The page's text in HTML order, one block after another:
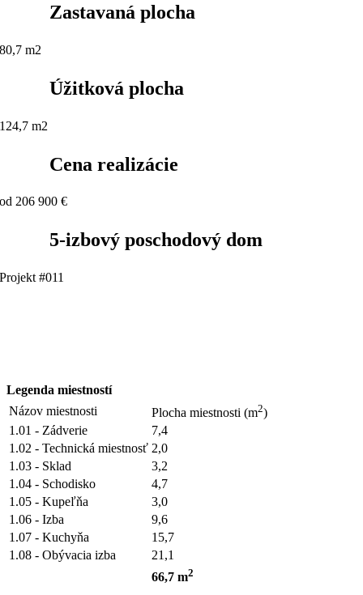
Zastavaná plocha
80,7 m2
Úžitková plocha
124,7 m2
Cena realizácie
od 206 900 €
5-izbový poschodový dom
Projekt #011
Legenda miestností
Názov miestnosti
Plocha miestnosti (m2)
1.01 - Zádverie
7,4
1.02 - Technická miestnosť 2,0
1.03 - Sklad
3,2
1.04 - Schodisko
4,7
1.05 - Kupeľňa
3,0
1.06 - Izba
9,6
1.07 - Kuchyňa
15,7
1.08 - Obývacia izba
21,1
66,7 m2